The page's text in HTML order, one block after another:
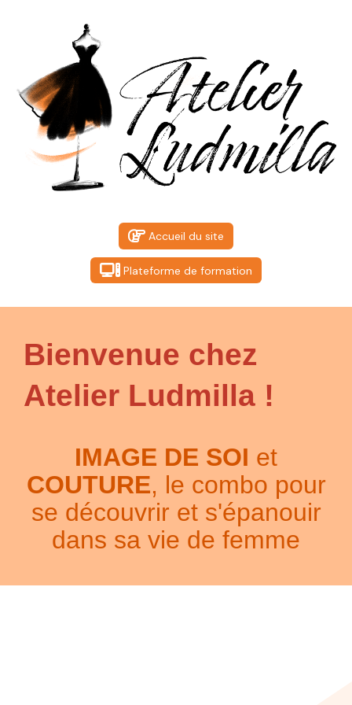
Accueil du site
Plateforme de formation
Bienvenue chez
Atelier Ludmilla !
IMAGE DE SOI et
COUTURE, le combo pour
se découvrir et s'épanouir
dans sa vie de femme